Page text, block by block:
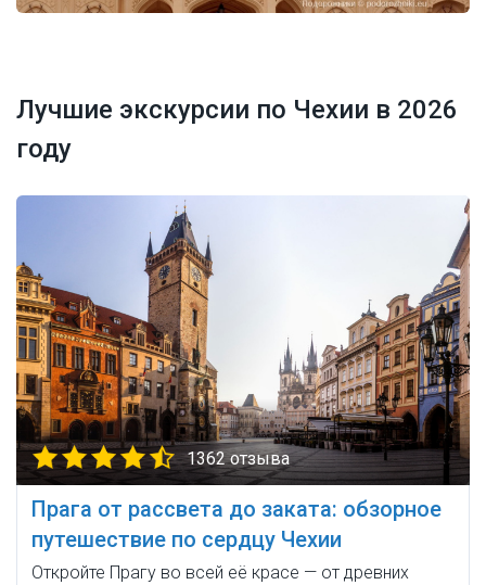
Лучшие экскурсии по Чехии в 2026
году
1362 отзыва
Прага от рассвета до заката: обзорное
путешествие по сердцу Чехии
Откройте Прагу во всей её красе — от древних